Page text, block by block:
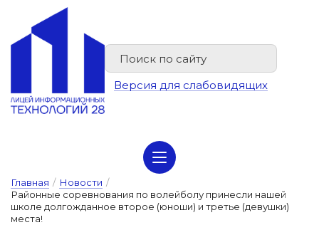
Версия для слабовидящих
Главная / Новости /
Районные соревнования по волейболу принесли нашей
школе долгожданное второе (юноши) и третье (девушки)
места!